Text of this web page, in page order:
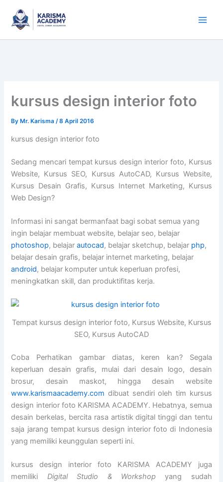
content
kursus design interior foto
By Mr. Karisma/8 April 2016
kursus design interior foto
Sedang mencari tempat kursus design interior foto, Kursus
Website, Kursus SEO, Kursus AutoCAD, Kursus Website,
Kursus Desain Grafis, Kursus Internet Marketing, Kursus
Web Design?
Informasi ini sangat bermanfaat bagi sobat semua yang
ingin belajar membuat website, belajar seo, belajar
photoshop, belajarautocad, belajar sketchup, belajar php,
belajar desain grafis, belajar internet marketing, belajar
android, belajar komputer untuk keperluan profesi,
meningkatkan skill, dan produktifitas kerja.
Tempat kursus design interior foto, Kursus Website, Kursus
SEO, Kursus AutoCAD
Coba Perhatikan gambar diatas, keren kan? Segala
keperluan desain grafis, mulai dari desain logo, desain
brosur, desain maskot, hingga desain website
www.karismaacademy.com dibuat sendiri oleh tim kursus
design interior foto KARISMA ACADEMY. Hebatnya, semua
desain berkelas, bercita rasa artistik digital tinggi dan tentu
saja jarang tempat kursus design interior foto di Indonesia
yang memiliki keunggulan seperti ini.
kursus design interior foto KARISMA ACADEMY juga
memiliki Digital Studio & Workshop yang sudah